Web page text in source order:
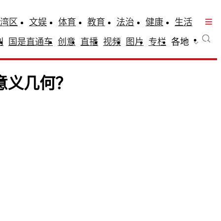
区 文娱 体育 教育 法治 健康
生活
国是直通车 创意 直播 视频 图片 专栏 各地
几何？